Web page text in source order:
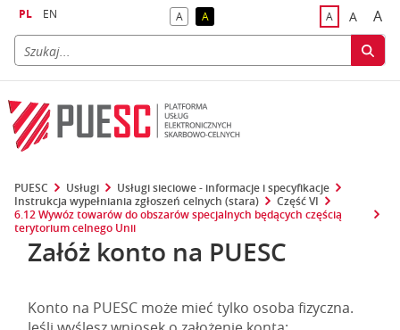
PL EN Akontrast domyślny
Akontrast żółty tekst na czarnym tle
Adomyślna
A A
PUESC Usługi
Usługi sieciowe - informacje i specyfikacje
Instrukcja wypełniania zgłoszeń celnych (stara)
Część VI
6.12 Wywóz towarów do obszarów specjalnych będących częścią
terytorium celnego Unii
Załóż konto na PUESC
Konto na PUESC może mieć tylko osoba fizyczna.